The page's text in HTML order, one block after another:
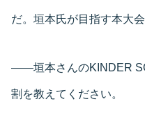
だ。垣本氏が目指す本大
――垣本さんのKINDER
割を教えてください。